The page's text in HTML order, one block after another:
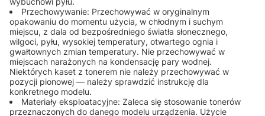
Przechowywanie: Przechowywać w oryginalnym
opakowaniu do momentu użycia, w chłodnym i suchym
miejscu, z dala od bezpośredniego światła słonecznego,
wilgoci, pyłu, wysokiej temperatury, otwartego ognia i
gwałtownych zmian temperatury. Nie przechowywać w
miejscach narażonych na kondensację pary wodnej.
Niektórych kaset z tonerem nie należy przechowywać w
pozycji pionowej — należy sprawdzić instrukcję dla
konkretnego modelu.
Materiały eksploatacyjne: Zaleca się stosowanie tonerów
przeznaczonych do danego modelu urządzenia. Użycie